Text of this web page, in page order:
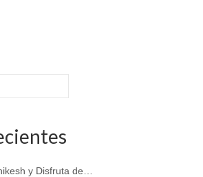
y Disfruta de…